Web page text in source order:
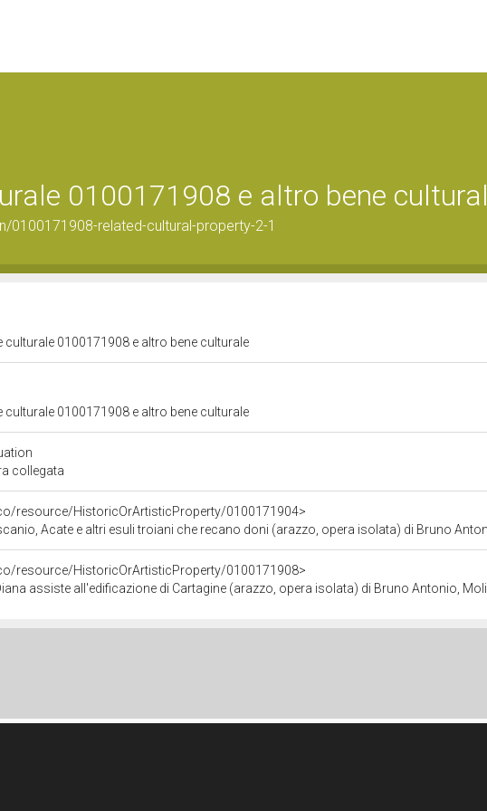
0100171908 e altro bene
related-cultural-property-2-1
culturale 0100171908 e altro bene culturale
culturale 0100171908 e altro bene culturale
collegata
resource/HistoricOrArtisticProperty/0100171904>
e altri esuli troiani che recano doni (arazzo, opera isolata) di Bruno Antonio, Molinari Giovanni Domenico, De Mura
resource/HistoricOrArtisticProperty/0100171908>
all'edificazione di Cartagine (arazzo, opera isolata) di Bruno Antonio, Molinari Giovanni Domenico,